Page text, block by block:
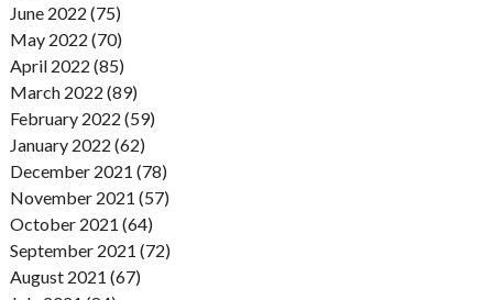
June 2022 (75)
May 2022 (70)
April 2022 (85)
March 2022 (89)
February 2022 (59)
January 2022 (62)
December 2021 (78)
November 2021 (57)
October 2021 (64)
September 2021 (72)
August 2021 (67)